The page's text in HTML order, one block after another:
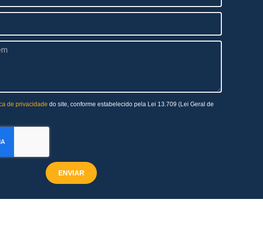
de privacidade do site, conforme estabelecido pela Lei 13.709 (Lei Geral de
ENVIAR